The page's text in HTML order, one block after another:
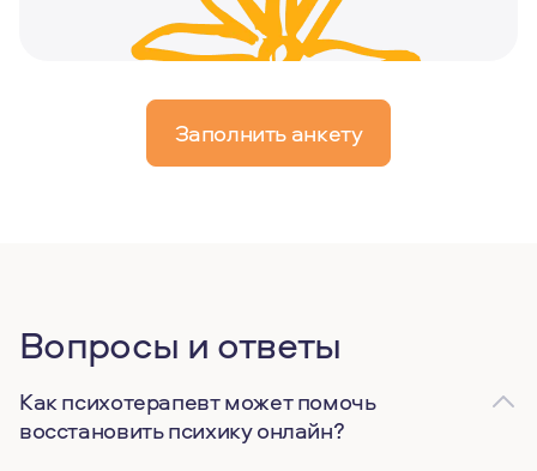
Заполнить анкету
Вопросы и ответы
Как психотерапевт может помочь
восстановить психику онлайн?